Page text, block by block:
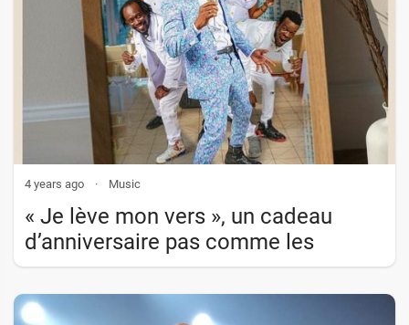
4 years ago · Music
« Je lève mon vers », un cadeau
d’anniversaire pas comme les
autres !